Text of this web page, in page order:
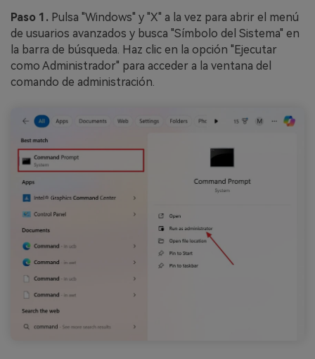
Paso 1. Pulsa "Windows" y "X" a la vez para abrir el menú
de usuarios avanzados y busca "Símbolo del Sistema" en
la barra de búsqueda. Haz clic en la opción "Ejecutar
como Administrador" para acceder a la ventana del
comando de administración.